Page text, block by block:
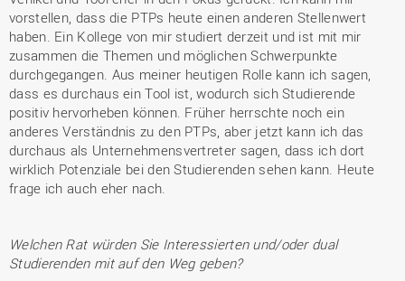
vorstellen, dass die PTPs heute einen anderen Stellenwert
haben. Ein Kollege von mir studiert derzeit und ist mit mir
zusammen die Themen und möglichen Schwerpunkte
durchgegangen. Aus meiner heutigen Rolle kann ich sagen,
dass es durchaus ein Tool ist, wodurch sich Studierende
positiv hervorheben können. Früher herrschte noch ein
anderes Verständnis zu den PTPs, aber jetzt kann ich das
durchaus als Unternehmensvertreter sagen, dass ich dort
wirklich Potenziale bei den Studierenden sehen kann. Heute
frage ich auch eher nach.
Welchen Rat würden Sie Interessierten und/oder dual
Studierenden mit auf den Weg geben?